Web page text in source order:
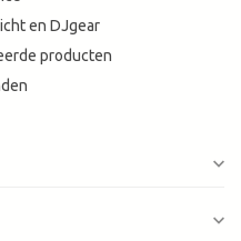
en DJgear
producten